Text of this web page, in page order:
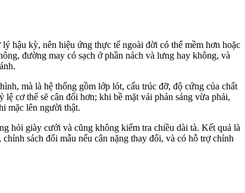
hậu kỳ, nên hiệu ứng thực tế ngoài đời có thể mềm hơn hoặc
đường may có sạch ở phần nách và lưng hay không, và
mà là hệ thống gồm lớp lót, cấu trúc đỡ, độ cứng của chất
cơ thể sẽ cân đối hơn; khi bề mặt vải phản sáng vừa phải,
mặc lên người thật.
hỏi giày cưới và cũng không kiểm tra chiều dài tà. Kết quả là
sách đổi mẫu nếu cân nặng thay đổi, và có hỗ trợ chỉnh